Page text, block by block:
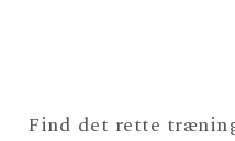
Find det rette